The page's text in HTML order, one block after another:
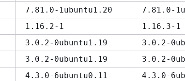
7.81.0-1ubuntu1.20
7.81.0-
1.16.2-1
1.16.3-1
3.0.2-0ubuntu1.19
3.0.2-
3.0.2-0ubuntu1.19
3.0.2-
4.3.0-6ubuntu0.11
4.3.0-